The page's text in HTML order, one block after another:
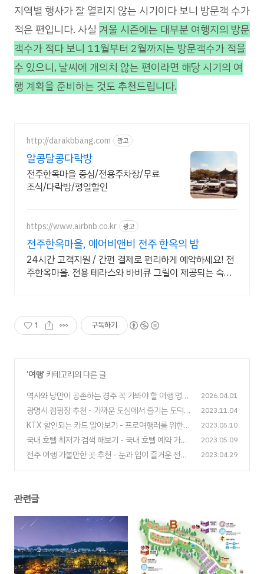
지역별 행사가 잘 열리지 않는 시기이다 보니 방문객 수가
적은 편입니다. 사실 겨울 시즌에는 대부분 여행지의 방문
객수가 적다 보니 11월부터 2월까지는 방문객수가 적을
수 있으니, 날씨에 개의치 않는 편이라면 해당 시기의 여
행 계획을 준비하는 것도 추천드립니다.
http://darakbbang.com 광고
알콩달콩다락방
전주한옥마을 중심/전용주차장/무료
조식/다락방/평일할인
https://www.airbnb.co.kr 광고
전주한옥마을, 에어비앤비 전주 한옥의 밤
24시간 고객지원 / 간편 결제로 편리하게 예약하세요! 전
주한옥마을. 전용 테라스와 바비큐 그릴이 제공되는 숙소
1 구독하기
'여행' 카테고리의 다른 글
역사와 낭만이 공존하는 경주 꼭 가봐야 할 여행 명소
BEST 5
(0)
2026.04.01
광명시 캠핑장 추천 - 가까운 도심에서 즐기는 도덕
산 캠핑장!
(0)
2023.11.04
KTX 할인되는 카드 알아보기 - 프로여행러를 위한
현명한 소비!
(0)
2023.05.10
국내 호텔 최저가 검색 해보기 - 국내 호텔 예약 가이
드
(0)
2023.05.09
전주 여행 가볼만한 곳 추천 - 눈과 입이 즐거운 전통
2023.04.29
관련글